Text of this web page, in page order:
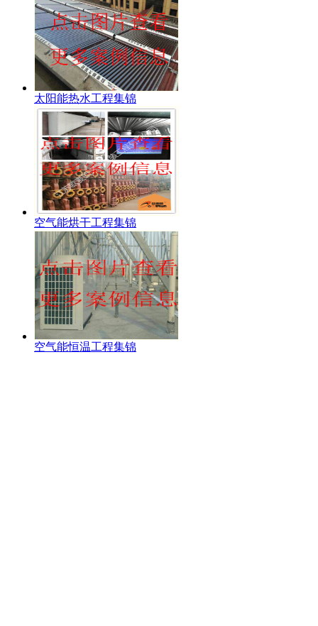
太阳能热水工程集锦
空气能烘干工程集锦
空气能恒温工程集锦